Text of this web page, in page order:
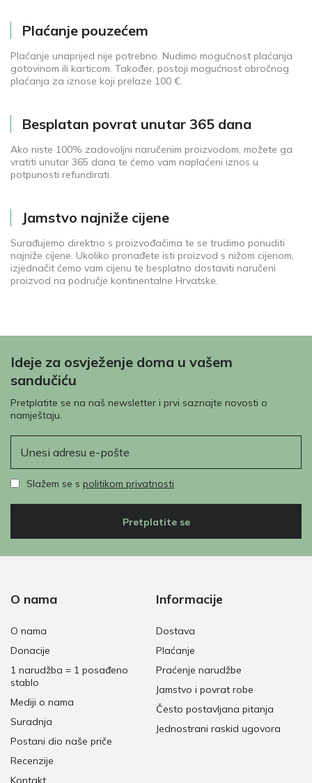
Plaćanje pouzećem
Plaćanje unaprijed nije potrebno. Nudimo mogućnost plaćanja
gotovinom ili karticom. Također, postoji mogućnost obročnog
plaćanja za iznose koji prelaze 100 €.
Besplatan povrat unutar 365 dana
Ako niste 100% zadovoljni naručenim proizvodom, možete ga
vratiti unutar 365 dana te ćemo vam naplaćeni iznos u
potpunosti refundirati.
Jamstvo najniže cijene
Surađujemo direktno s proizvođačima te se trudimo ponuditi
najniže cijene. Ukoliko pronađete isti proizvod s nižom cijenom,
izjednačit ćemo vam cijenu te besplatno dostaviti naručeni
proizvod na područje kontinentalne Hrvatske.
Ideje za osvježenje doma u vašem
sandučiću
Pretplatite se na naš newsletter i prvi saznajte novosti o
namještaju.
Slažem se s politikom privatnosti
Pretplatite se
O nama
O nama
Donacije
1 narudžba = 1 posađeno
stablo
Mediji o nama
Suradnja
Postani dio naše priče
Recenzije
Kontakt
Informacije
Dostava
Plaćanje
Praćenje narudžbe
Jamstvo i povrat robe
Često postavljana pitanja
Jednostrani raskid ugovora